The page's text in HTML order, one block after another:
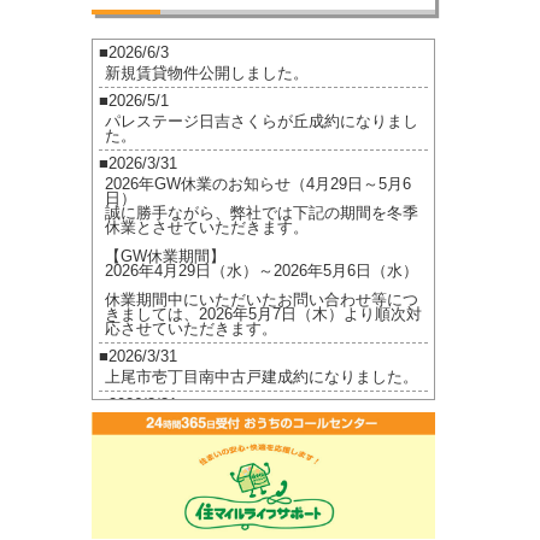
2026/6/3
新規賃貸物件公開しました。
2026/5/1
パレステージ日吉さくらが丘成約になりまし
た。
2026/3/31
2026年GW休業のお知らせ（4月29日～5月6
日）
誠に勝手ながら、弊社では下記の期間を冬季
休業とさせていただきます。
【GW休業期間】
2026年4月29日（水）～2026年5月6日（水）
休業期間中にいただいたお問い合わせ等につ
きましては、2026年5月7日（木）より順次対
応させていただきます。
2026/3/31
上尾市壱丁目南中古戸建成約になりました。
2026/3/31
メゾンサンローズ価格改定致しました。
ジオ茅ヶ崎フレシアご成約になりました。
ジオ茅ヶ崎フレシア価格改定しました。